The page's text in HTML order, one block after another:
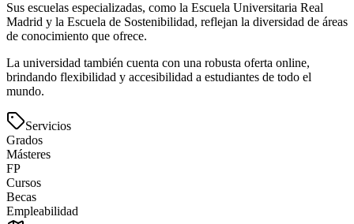
Sus escuelas especializadas, como la Escuela Universitaria Real
Madrid y la Escuela de Sostenibilidad, reflejan la diversidad de áreas
de conocimiento que ofrece.
La universidad también cuenta con una robusta oferta online,
brindando flexibilidad y accesibilidad a estudiantes de todo el
mundo.
Servicios
Grados
Másteres
FP
Cursos
Becas
Empleabilidad